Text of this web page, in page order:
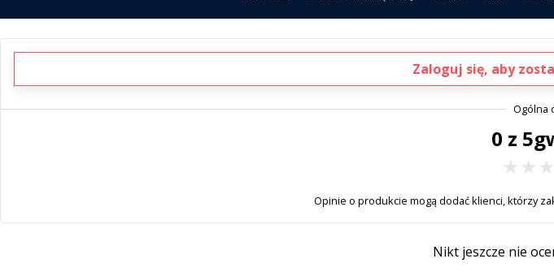
Zaloguj się, aby
0 z
Opinie o produkcie mogą dodać klienci, którzy
Nikt jeszcze nie